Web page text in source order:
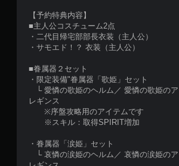
【予約特典内容】
■主人公コスチューム2点
・二代目帰宅部部長衣装（主人公）
・サモエド！？ 衣装（主人公）
■眷属器２セット
・限定装備"眷属器「歌姫」セット
└ 愛憐の歌姫のヘルム／ 愛憐の歌姫の
レギンス
※序盤攻略用のアイテムです
※スキル：取得SPIRIT増加
・眷属器「涙姫」セット
└ 哀憐の涙姫のヘルム／ 哀憐の涙姫の